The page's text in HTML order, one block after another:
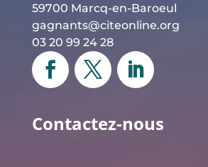
59700 Marcq-en-Baroeul
gagnants@citeonline.org
03 20 99 24 28
Contactez-nous